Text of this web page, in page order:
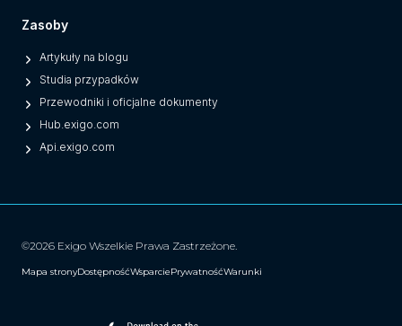
Zasoby
Artykuły na blogu
Studia przypadków
Przewodniki i oficjalne dokumenty
Hub.exigo.com
Api.exigo.com
©2026 Exigo Wszelkie Prawa Zastrzeżone.
Mapa stronyDostępnośćWsparciePrywatnośćWarunki